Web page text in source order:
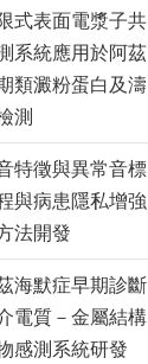
式表面電漿子共
系統應用於阿茲
類澱粉蛋白及濤
測
特徵與異常音標
與病患隱私增強
法開發
海默症早期診斷
電質－金屬結構
感測系統研發